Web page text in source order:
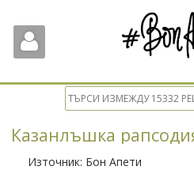
Казанлъшка
Източник: Бон Апети